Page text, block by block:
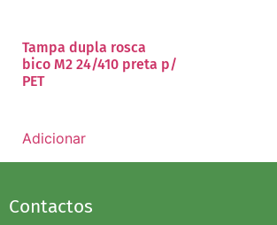
Tampa dupla rosca
bico M2 24/410 preta p/
PET
Adicionar
Contactos